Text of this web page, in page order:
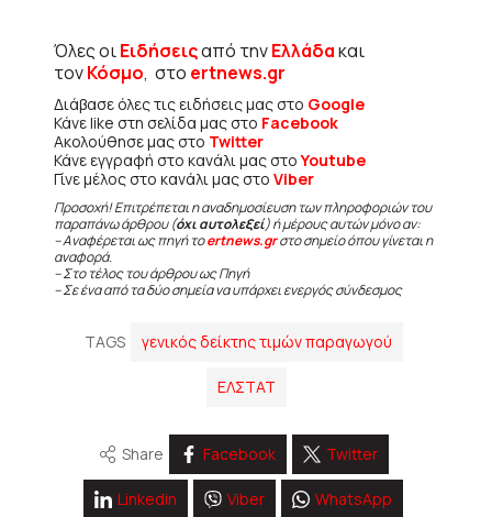
Όλες οιΕιδήσειςαπό τηνΕλλάδακαι
τονΚόσμο, στο ertnews.gr
Διάβασε όλες τις ειδήσεις μας στο Google
Κάνε like στη σελίδα μας στο Facebook
Ακολούθησε μας στο Twitter
Κάνε εγγραφή στο κανάλι μας στοYoutube
Γίνε μέλος στο κανάλι μας στο Viber
Προσοχή! Επιτρέπεται η αναδημοσίευση των πληροφοριών του
παραπάνω άρθρου (όχι αυτολεξεί) ή μέρους αυτών μόνο αν:
– Αναφέρεται ως πηγή τοertnews.grστο σημείο όπου γίνεται η
αναφορά.
– Στο τέλος του άρθρου ως Πηγή
– Σε ένα από τα δύο σημεία να υπάρχει ενεργός σύνδεσμος
TAGS γενικός δείκτης τιμών παραγωγού
ΕΛΣΤΑΤ
Share Facebook Twitter
Linkedin Viber WhatsApp